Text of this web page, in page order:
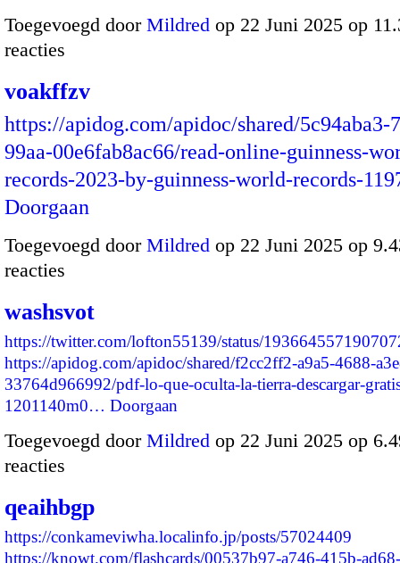
Toegevoegd door Mildred op 22 Juni 2025 op
reacties
voakffzv
https://apidog.com/apidoc/shared/5c94aba3-
99aa-00e6fab8ac66/read-online-guinness-
records-2023-by-guinness-world-records-
Doorgaan
Toegevoegd door Mildred op 22 Juni 2025 op
reacties
washsvot
https://twitter.com/lofton55139/status/
https://apidog.com/apidoc/shared/f2cc2ff2-a9a5-4688-
33764d966992/pdf-lo-que-oculta-la-tierra-descargar-
1201140m0… Doorgaan
Toegevoegd door Mildred op 22 Juni 2025 op
reacties
qeaihbgp
https://conkameviwha.localinfo.jp/posts/57024409
https://knowt.com/flashcards/00537b97-a746-415b-ad68-